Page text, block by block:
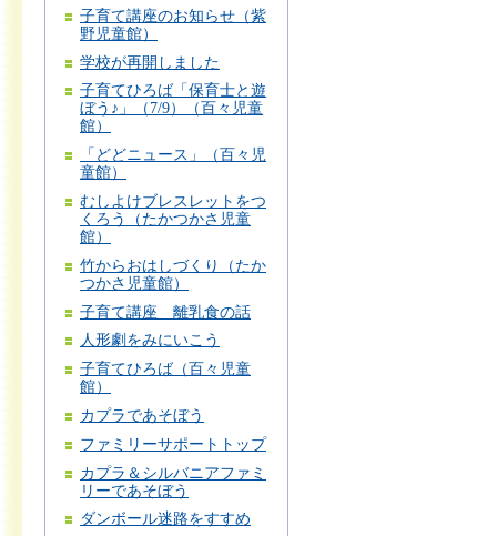
子育て講座のお知らせ（紫
野児童館）
学校が再開しました
子育てひろば「保育士と遊
ぼう♪」（7/9）（百々児童
館）
「どどニュース」（百々児
童館）
むしよけブレスレットをつ
くろう（たかつかさ児童
館）
竹からおはしづくり（たか
つかさ児童館）
子育て講座 離乳食の話
人形劇をみにいこう
子育てひろば（百々児童
館）
カプラであそぼう
ファミリーサポートトップ
カプラ＆シルバニアファミ
リーであそぼう
ダンボール迷路をすすめ